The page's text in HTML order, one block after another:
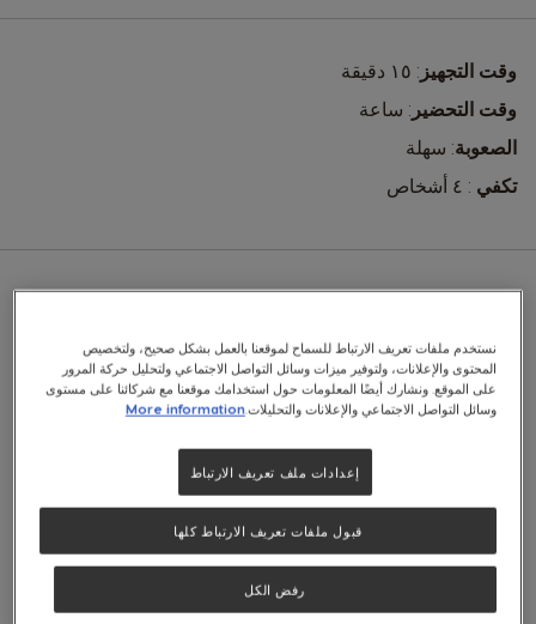
وقت التجهيز : ١٥ دقيقة
وقت التحضير : ساعة
الصعوبة: سهلة
تكفي : ٤ أشخاص
خلّاط يدوي
المكوّنات:
نستخدم ملفات تعريف الارتباط للسماح لموقعنا بالعمل بشكل صحيح، ولتخصيص
المحتوى والإعلانات، ولتوفير ميزات وسائل التواصل الاجتماعي ولتحليل حركة المرور
على الموقع. ونشارك أيضًا المعلومات حول استخدامك موقعنا مع شركائنا على مستوى
وسائل التواصل الاجتماعي والإعلانات والتحليلات.More information
إعدادات ملف تعريف الارتباط
رفض الكل
قبول ملفات تعريف الارتباط كلها